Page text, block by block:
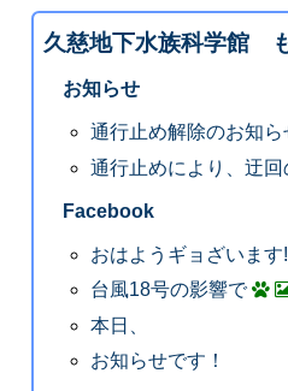
久慈地下水族科学館
お知らせ
通行止め解除のお知ら
通行止めにより、迂回
Facebook
おはようギョざいます
台風18号の影響で
本日、
お知らせです！